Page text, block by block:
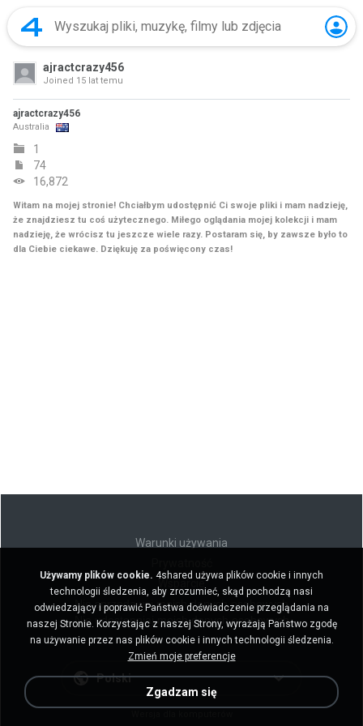
ajractcrazy456
Joined 15 lat temu
ajractcrazy456
Australia
1
74
16,872
Witam na mojej stronie! Chciałbym udostępnić Ci swoje pliki i mam nadzieję,
że znajdziesz tu coś użytecznego. Miłego oglądania mojej kolekcji i mam
nadzieję, że wrócisz tu jeszcze wiele razy. Postaram się, by zawsze było to
dla Ciebie ciekawe. Dziękuję za poświęcony czas!
Warunki używania
Nie sprzedawaj moich danych osobowych
Nie udostępniaj moich danych osobowych
Polski
Używamy plików cookie. 4shared używa plików cookie i innych
technologii śledzenia, aby zrozumieć, skąd pochodzą nasi
odwiedzający i poprawić Państwa doświadczenie przeglądania na
naszej Stronie. Korzystając z naszej Strony, wyrażają Państwo zgodę
na używanie przez nas plików cookie i innych technologii śledzenia.
Zmień moje preferencje
Zgadzam się